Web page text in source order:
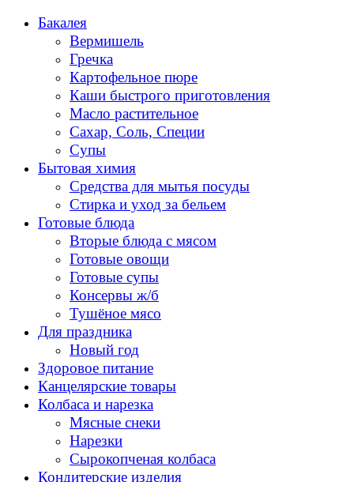
Перейти
содержанию
Бакалея
Вермишель
Гречка
Картофельное пюре
Каши быстрого приготовления
Масло растительное
Сахар, Соль, Специи
Супы
Бытовая химия
Средства для мытья посуды
Стирка и уход за бельем
Готовые блюда
Вторые блюда с мясом
Готовые овощи
Готовые супы
Консервы ж/б
Тушёное мясо
Для праздника
Новый год
Здоровое питание
Канцелярские товары
Колбаса и нарезка
Мясные снеки
Нарезки
Сырокопченая колбаса
Кондитерские изделия